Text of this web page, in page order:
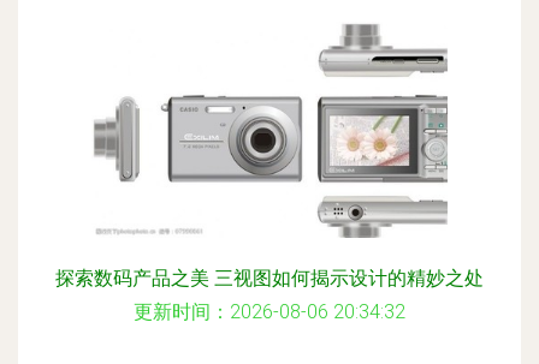
探索数码产品之美 三视图如何揭示设计的精妙之处
更新时间：2026-08-06 20:34:32